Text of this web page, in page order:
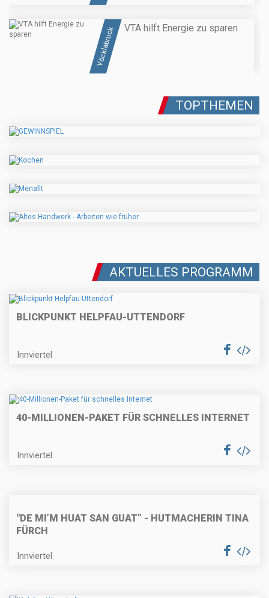
Vöcklabruck VTA hilft Energie zu sparen
TOPTHEMEN
AKTUELLES PROGRAMM
BLICKPUNKT HELPFAU-UTTENDORF
Innviertel
40-MILLIONEN-PAKET FÜR SCHNELLES INTERNET
Innviertel
"DE MI’M HUAT SAN GUAT” - HUTMACHERIN TINA
FÜRCH
Innviertel